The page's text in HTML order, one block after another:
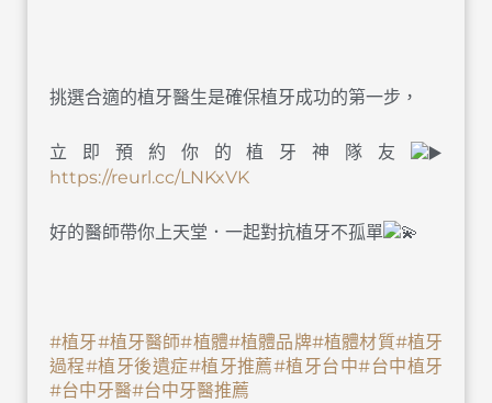
挑選合適的植牙醫生是確保植牙成功的第一步，
立即預約你的植牙神隊友
https://reurl.cc/LNKxVK
好的醫師帶你上天堂．一起對抗植牙不孤單
#植牙#植牙醫師#植體#植體品牌#植體材質#植牙
過程#植牙後遺症#植牙推薦#植牙台中#台中植牙
#台中牙醫#台中牙醫推薦